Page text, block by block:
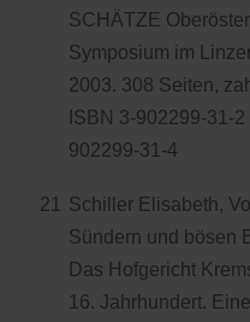
SCHÄTZE
Symposium im
2003. 308 Seiten,
ISBN 3-902299-31-
902299-31-4
21
Schiller Elisabeth,
Sündern und bösen
Das Hofgericht
16. Jahrhundert. Eine